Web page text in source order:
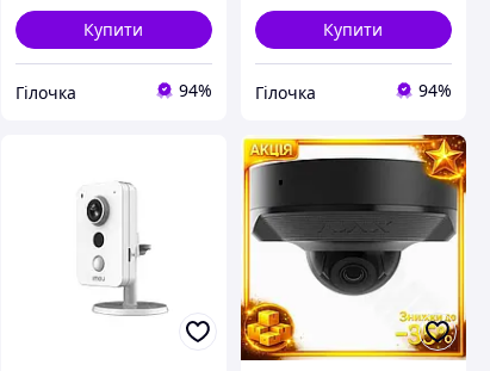
Купити
Гілочка 94%
Купити
Гілочка 94%